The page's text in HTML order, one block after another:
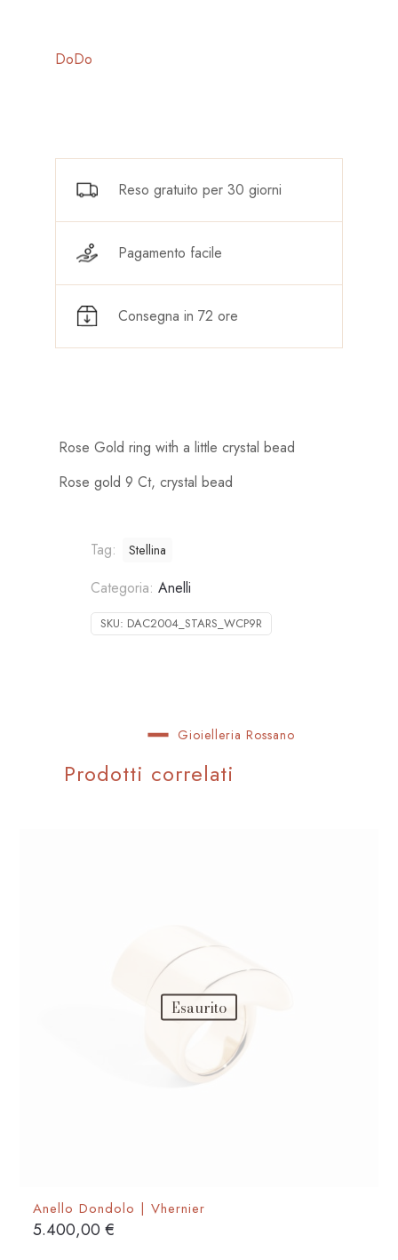
DoDo
Reso gratuito per 30 giorni
Pagamento facile
Consegna in 72 ore
Rose Gold ring with a little crystal bead
Rose gold 9 Ct, crystal bead
Tag: Stellina
Categoria:Anelli
SKU: DAC2004_STARS_WCP9R
Gioielleria Rossano
Prodotti correlati
Esaurito
Anello Dondolo | Vhernier
5.400,00€